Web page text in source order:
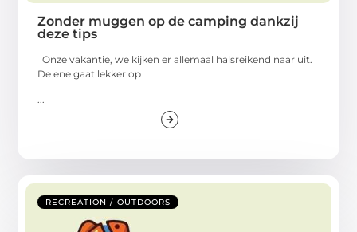
Zonder muggen op de camping dankzij
deze tips
Onze vakantie, we kijken er allemaal halsreikend naar uit.
De ene gaat lekker op
...
RECREATION / OUTDOORS